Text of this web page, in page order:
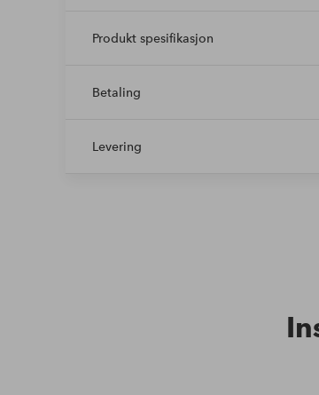
Produkt spesifikasjon
Betaling
Levering